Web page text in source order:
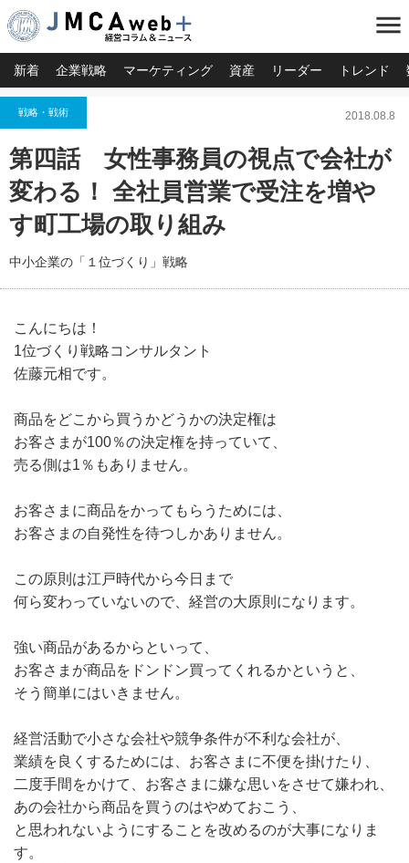
menu
新着 企業戦略 マーケティング 資産 リーダー トレンド
戦略・戦術 2018.08.8
第四話 女性事務員の視点で会社が
変わる！ 全社員営業で受注を増や
す町工場の取り組み
中小企業の「１位づくり」戦略
こんにちは！
1位づくり戦略コンサルタント
佐藤元相です。
商品をどこから買うかどうかの決定権は
お客さまが100％の決定権を持っていて、
売る側は1％もありません。
お客さまに商品をかってもらうためには、
お客さまの自発性を待つしかありません。
この原則は江戸時代から今日まで
何ら変わっていないので、経営の大原則になります。
強い商品があるからといって、
お客さまが商品をドンドン買ってくれるかというと、
そう簡単にはいきません。
経営活動で小さな会社や競争条件が不利な会社が、
業績を良くするためには、お客さまに不便を掛けたり、
二度手間をかけて、お客さまに嫌な思いをさせて嫌われ、
あの会社から商品を買うのはやめておこう、
と思われないようにすることを改めるのが大事になりま
す。